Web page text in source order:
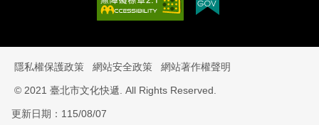
隱私權保護政策 網站安全政策 網站著作權聲明
© 2021 臺北市文化快遞. All Rights Reserved.
更新日期：115/08/07